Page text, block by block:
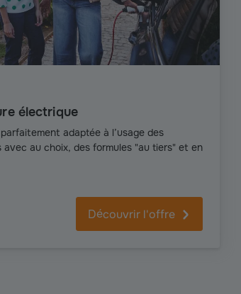
électrique
adaptée à l’usage des
au choix, des formules "au tiers" et en
Découvrir l'offre